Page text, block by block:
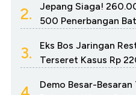
2.
Jepang Siaga!
500 Penerbangan
3.
Eks Bos Jaringan
Terseret Kasus Rp
Demo Besar-